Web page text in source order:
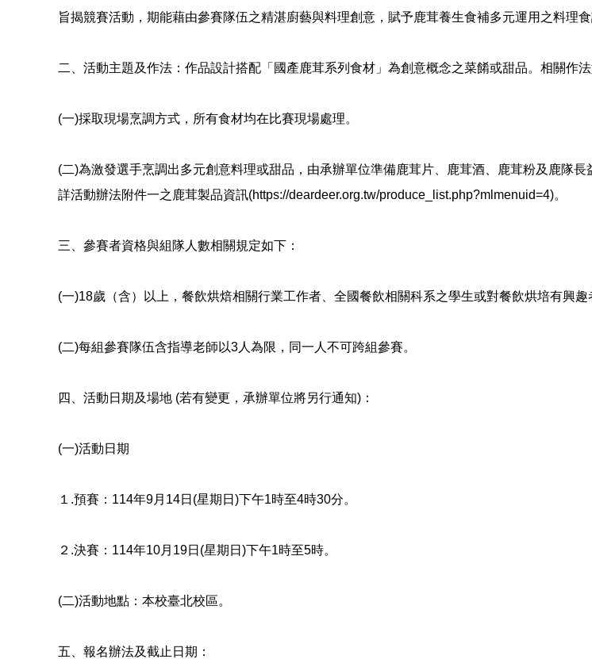
旨揭競賽活動，期能藉由參賽隊伍之精湛廚藝與料理創意，賦予鹿茸養生食補多元運用之料理
二、活動主題及作法：作品設計搭配「國產鹿茸系列食材」為創意概念之菜餚或甜品。相關作法
(一)採取現場烹調方式，所有食材均在比賽現場處理。
(二)為激發選手烹調出多元創意料理或甜品，由承辦單位準備鹿茸片、鹿茸酒、鹿茸粉及鹿隊
詳活動辦法附件一之鹿茸製品資訊(https://deardeer.org.tw/produce_list.php?mlmenuid=4)。
三、參賽者資格與組隊人數相關規定如下：
(一)18歲（含）以上，餐飲烘焙相關行業工作者、全國餐飲相關科系之學生或對餐飲烘培有興
(二)每組參賽隊伍含指導老師以3人為限，同一人不可跨組參賽。
四、活動日期及場地 (若有變更，承辦單位將另行通知)：
(一)活動日期
１.預賽：114年9月14日(星期日)下午1時至4時30分。
２.決賽：114年10月19日(星期日)下午1時至5時。
(二)活動地點：本校臺北校區。
五、報名辦法及截止日期：